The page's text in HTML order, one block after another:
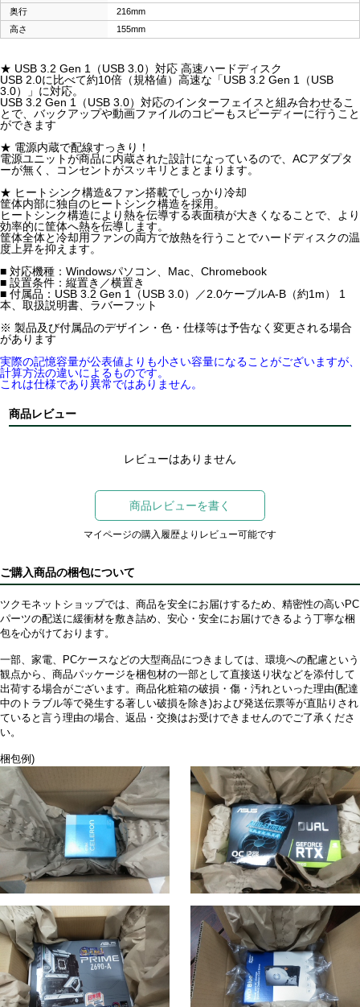
奥行
216mm
高さ
155mm
★ USB 3.2 Gen 1（USB 3.0）対応 高速ハードディスク
USB 2.0に比べて約10倍（規格値）高速な「USB 3.2 Gen 1（USB
3.0）」に対応。
USB 3.2 Gen 1（USB 3.0）対応のインターフェイスと組み合わせるこ
とで、バックアップや動画ファイルのコピーもスピーディーに行うこと
ができます
★ 電源内蔵で配線すっきり！
電源ユニットが商品に内蔵された設計になっているので、ACアダプタ
ーが無く、コンセントがスッキリとまとまります。
★ ヒートシンク構造&ファン搭載でしっかり冷却
筐体内部に独自のヒートシンク構造を採用。
ヒートシンク構造により熱を伝導する表面積が大きくなることで、より
効率的に筐体へ熱を伝導します。
筐体全体と冷却用ファンの両方で放熱を行うことでハードディスクの温
度上昇を抑えます。
■ 対応機種：Windowsパソコン、Mac、Chromebook
■ 設置条件：縦置き／横置き
■ 付属品：USB 3.2 Gen 1（USB 3.0）／2.0ケーブルA-B（約1m） 1
本、取扱説明書、ラバーフット
※ 製品及び付属品のデザイン・色・仕様等は予告なく変更される場合
があります
実際の記憶容量が公表値よりも小さい容量になることがございますが、
計算方法の違いによるものです。
これは仕様であり異常ではありません。
商品レビュー
レビューはありません
商品レビューを書く
マイページの購入履歴よりレビュー可能です
ご購入商品の梱包について
ツクモネットショップでは、商品を安全にお届けするため、精密性の高いPC
パーツの配送に緩衝材を敷き詰め、安心・安全にお届けできるよう丁寧な梱
包を心がけております。
一部、家電、PCケースなどの大型商品につきましては、環境への配慮という
観点から、商品パッケージを梱包材の一部として直接送り状などを添付して
出荷する場合がございます。商品化粧箱の破損・傷・汚れといった理由(配達
中のトラブル等で発生する著しい破損を除き)および発送伝票等が直貼りされ
ていると言う理由の場合、返品・交換はお受けできませんのでご了承くださ
い。
梱包例)